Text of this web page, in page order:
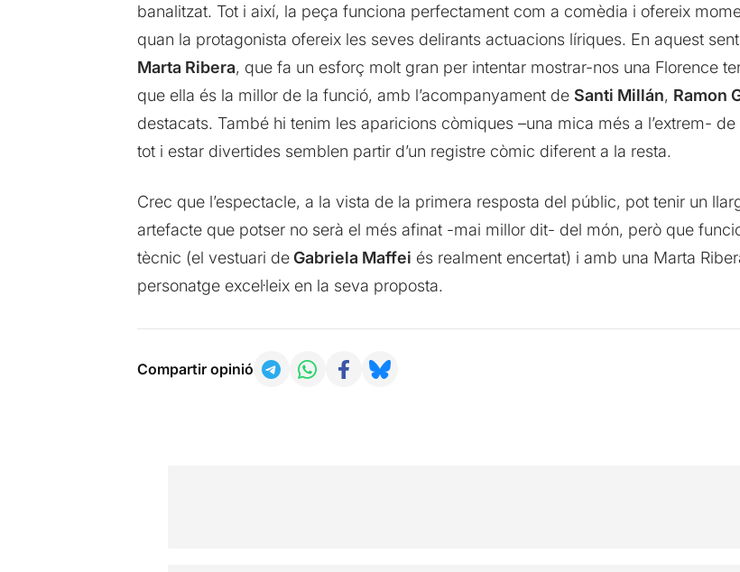
banalitzat. Tot i així, la peça funciona perfectament com a comèdia i ofereix
quan la protagonista ofereix les seves delirants actuacions líriques. En aquest
Marta Ribera, que fa un esforç molt gran per intentar mostrar-nos una Florence
que ella és la millor de la funció, amb l’acompanyament de Santi Millán, Ramon
destacats. També hi tenim les aparicions còmiques –una mica més a l’extrem-
tot i estar divertides semblen partir d’un registre còmic diferent a la resta.
Crec que l’espectacle, a la vista de la primera resposta del públic, pot tenir un
artefacte que potser no serà el més afinat -mai millor dit- del món, però que
tècnic (el vestuari deGabriela Maffei és realment encertat) i amb una Marta
personatge excel·leix en la seva proposta.
Compartir opinió